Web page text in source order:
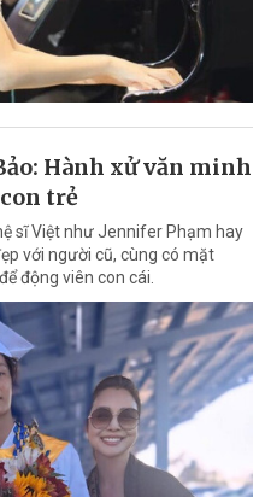
Hành xử văn minh
trẻ
sĩ Việt như Jennifer Phạm hay
với người cũ, cùng có mặt
động viên con cái.